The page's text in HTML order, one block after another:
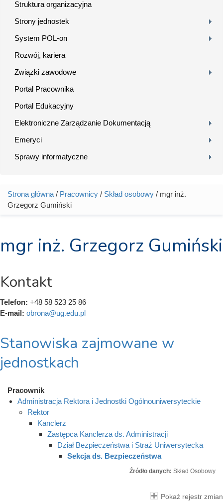
Struktura organizacyjna
Strony jednostek
System POL-on
Rozwój, kariera
Związki zawodowe
Portal Pracownika
Portal Edukacyjny
Elektroniczne Zarządzanie Dokumentacją
Emeryci
Sprawy informatyczne
Jesteś tutaj
Strona główna / Pracownicy / Skład osobowy / mgr inż.
Grzegorz Gumiński
mgr inż. Grzegorz Gumiński
Kontakt
Telefon: +48 58 523 25 86
E-mail: obrona@ug.edu.pl
Stanowiska zajmowane w
jednostkach
Pracownik
Administracja Rektora i Jednostki Ogólnouniwersyteckie
Rektor
Kanclerz
Zastępca Kanclerza ds. Administracji
Dział Bezpieczeństwa i Straż Uniwersytecka
Sekcja ds. Bezpieczeństwa
Źródło danych: Skład Osobowy
Pokaż rejestr zmian